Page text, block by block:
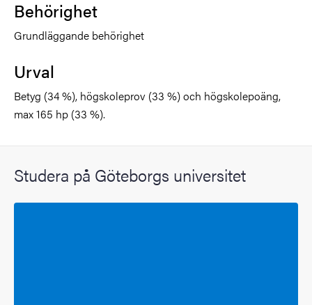
Behörighet
Grundläggande behörighet
Urval
Betyg (34 %), högskoleprov (33 %) och högskolepoäng,
max 165 hp (33 %).
Studera på Göteborgs universitet